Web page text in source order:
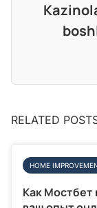
RELATED
HOME
Как Мостбет